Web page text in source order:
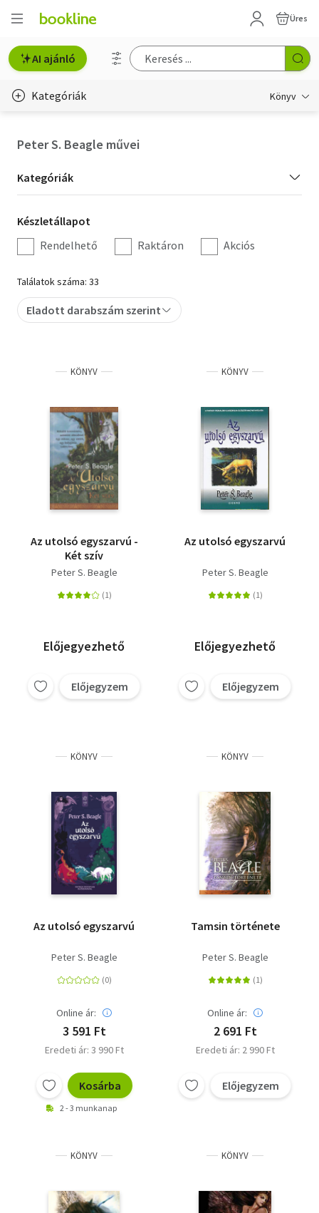
Üres
AI ajánló
Kategóriák Könyv
Hobbi, szabadidő
Irodalom
Művészet
Szakkönyv
Tankönyv, segédkönyv
Társadalomtudomány
Természettudomány
Történelem
Peter S. Beagle művei
Kategória
szűrés
Kategóriák
Készletállapot
szűrés
Készletállapot
Rendelhető
Raktáron Akciós
Találatok száma: 33
Eladott darabszám szerint
KÖNYV
Az utolsó egyszarvú -
Két szív
Peter S. Beagle
Előjegyezhető
Előjegyzem
KÖNYV
Az utolsó egyszarvú
Peter S. Beagle
Előjegyezhető
Előjegyzem
KÖNYV
Az utolsó egyszarvú
Peter S. Beagle
Online ár:
3 591 Ft
Eredeti ár: 3 990 Ft
Kosárba
2 - 3 munkanap
KÖNYV
Tamsin története
Peter S. Beagle
Online ár:
2 691 Ft
Eredeti ár: 2 990 Ft
Előjegyzem
KÖNYV KÖNYV